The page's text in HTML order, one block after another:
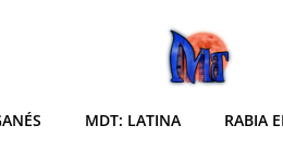
MDT: LATINA RABIA